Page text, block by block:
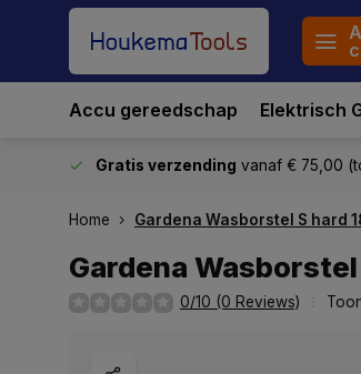
Accu gereedschap Elektrisch
Gratis verzending vanaf € 75,00
Home Gardena Wasborstel S hard
Gardena
0/10 (0 Reviews)